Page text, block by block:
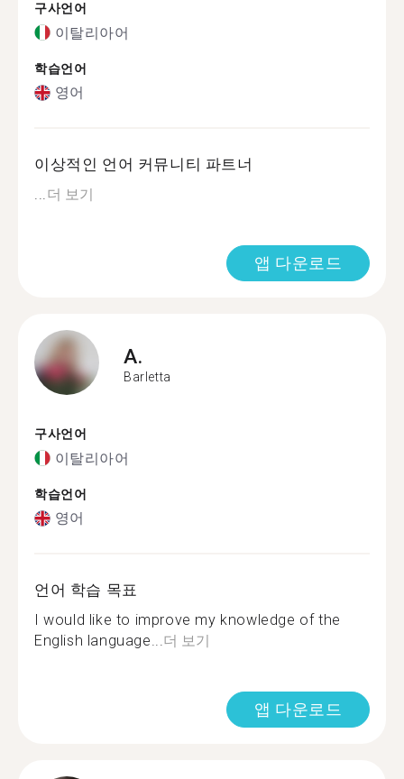
구사언어
이탈리아어
학습언어
영어
이상적인 언어 커뮤니티 파트너
...더 보기
앱 다운로드
A.
Barletta
구사언어
이탈리아어
학습언어
영어
언어 학습 목표
I would like to improve my knowledge of the
English language...더 보기
앱 다운로드